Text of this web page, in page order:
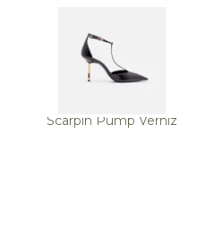
Scarpin Pump Verniz